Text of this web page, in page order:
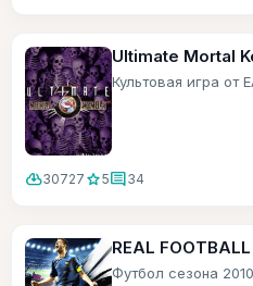
Ultimate Mortal
Культовая игра от
cloud_download30727 star5comment34
REAL
Футбол сезона